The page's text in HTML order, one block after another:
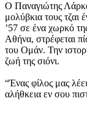
Ο Παναγιώτης
μολύβκια τους τζαι
’57 σε ένα χωρκό
Αθήνα, στρέφεται
του Ομάν. Την
ζωή της σιόνι.
“Ένας φίλος μας
αλήθκεια εν σου